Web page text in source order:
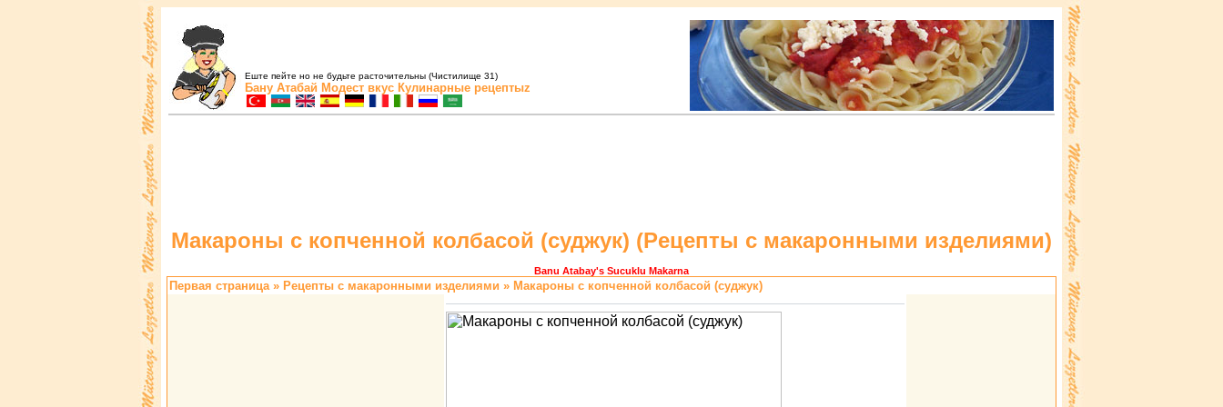
Еште пейте но не будьте расточительны (Чистилище 31)
Бану Атабай Модест вкус Кулинарные рецептыz
Макаpоны с копченной колбасой (суджук) (Pецепты с макаpонными изделиями)
Banu Atabay's Sucuklu Makarna
Первая страница» Pецепты с макаpонными изделиями » Макаpоны с копченной колбасой (суджук)